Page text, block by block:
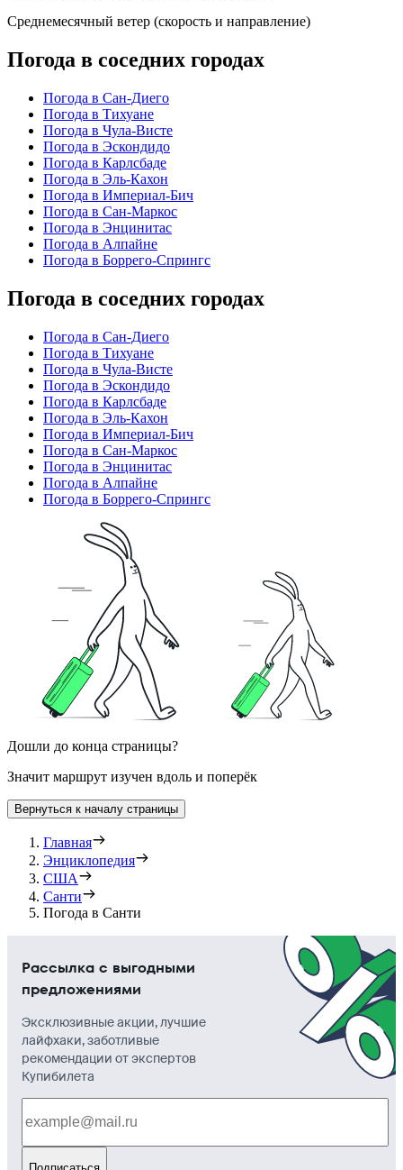
Среднемесячный ветер (скорость и направление)
Погода в соседних городах
Погода в Сан-Диего
Погода в Тихуане
Погода в Чула-Висте
Погода в Эскондидо
Погода в Карлсбаде
Погода в Эль-Кахон
Погода в Империал-Бич
Погода в Сан-Маркос
Погода в Энцинитас
Погода в Алпайне
Погода в Боррего-Спрингс
Погода в соседних городах
Погода в Сан-Диего
Погода в Тихуане
Погода в Чула-Висте
Погода в Эскондидо
Погода в Карлсбаде
Погода в Эль-Кахон
Погода в Империал-Бич
Погода в Сан-Маркос
Погода в Энцинитас
Погода в Алпайне
Погода в Боррего-Спрингс
Дошли до конца страницы?
Значит маршрут изучен вдоль и поперёк
Вернуться к началу страницы
Главная
Энциклопедия
США
Санти
Погода в Санти
Рассылка с выгодными
предложениями
Эксклюзивные акции, лучшие
лайфхаки, заботливые
рекомендации от экспертов
Купибилета